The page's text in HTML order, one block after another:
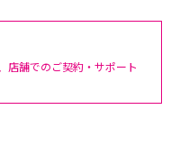
舗でのご契約・サポート